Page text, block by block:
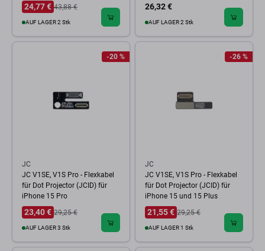
24,77 € 43,88 €
AUF LAGER 2 Stk
26,32 €
AUF LAGER 2 Stk
-20 %
JC
JC V1SE, V1S Pro - Flexkabel
für Dot Projector (JCID) für
iPhone 15 Pro
23,40 € 29,25 €
AUF LAGER 3 Stk
-26 %
JC
JC V1SE, V1S Pro - Flexkabel
für Dot Projector (JCID) für
iPhone 15 und 15 Plus
21,55 € 29,25 €
AUF LAGER 1 Stk